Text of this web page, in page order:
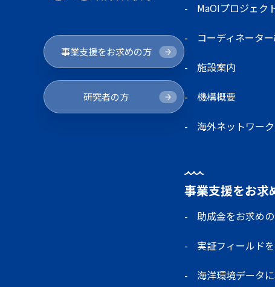
事業支援をお求めの方
研究者の方
MaOIプロジェク
コーディネータ
施設案内
機構概要
海外ネットワーク
事業支援をお求
助成金をお求め
実証フィールド
海洋環境データ